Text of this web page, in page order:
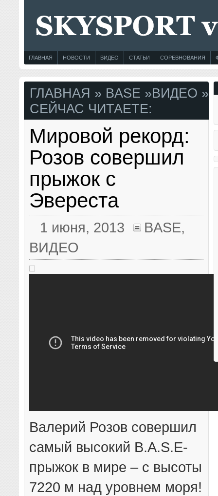
ГЛАВНАЯ НОВОСТИ ВИДЕО СТАТЬИ СОРЕВНОВАНИЯ
ГЛАВНАЯ » BASE »ВИДЕО »
СЕЙЧАС ЧИТАЕТЕ:
Мировой рекорд:
Розов совершил
прыжок с
Эвереста
1 июня, 2013 BASE,
ВИДЕО
Валерий Розов совершил
самый высокий B.A.S.E-
прыжок в мире – с высоты
7220 м над уровнем моря!